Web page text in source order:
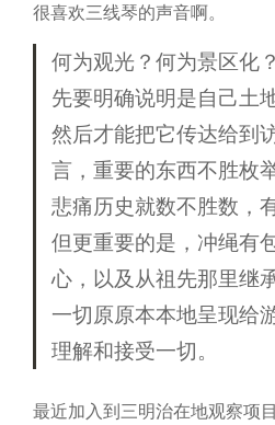
很喜欢三线琴的声音啊。
何为观光？何为景区化
先要明确说明是自己土
然后才能把它传达给到
言，重要的东西不胜枚
悲痛历史就数不胜数，
但更重要的是，冲绳有
心，以及从祖先那里继
一切原原本本地呈现给
理解和接受一切。
最近加入到三明治在地观察项